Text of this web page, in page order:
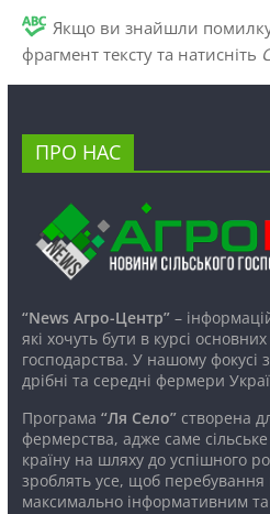
Якщо ви знайшли
фрагмент тексту та натисніть
ПРО НАС
“News Агро-Центр”–
які хочуть бути в курсі
господарства. У нашому фокусі
дрібні та середні фермери
Програма “Ля Село”створена
фермерства, адже саме
країну на шляху до успішного
зроблять усе, щоб
максимально інформативним